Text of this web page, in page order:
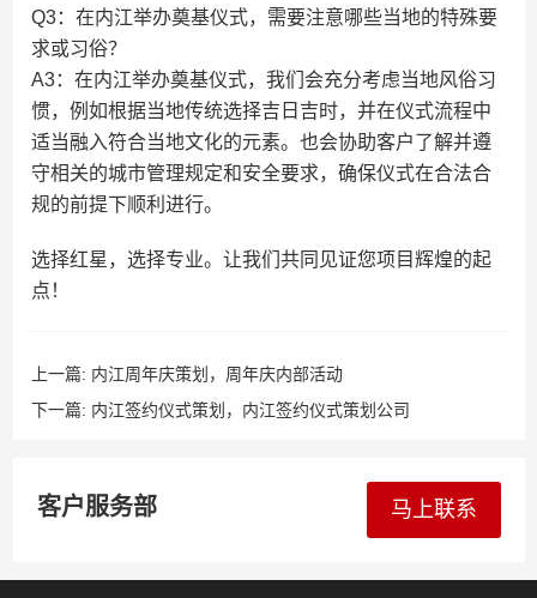
Q3：在内江举办奠基仪式，需要注意哪些当地的特殊要
求或习俗？
A3：在内江举办奠基仪式，我们会充分考虑当地风俗习
惯，例如根据当地传统选择吉日吉时，并在仪式流程中
适当融入符合当地文化的元素。也会协助客户了解并遵
守相关的城市管理规定和安全要求，确保仪式在合法合
规的前提下顺利进行。
选择红星，选择专业。让我们共同见证您项目辉煌的起
点！
上一篇: 内江周年庆策划，周年庆内部活动
下一篇: 内江签约仪式策划，内江签约仪式策划公司
客户服务部 马上联系